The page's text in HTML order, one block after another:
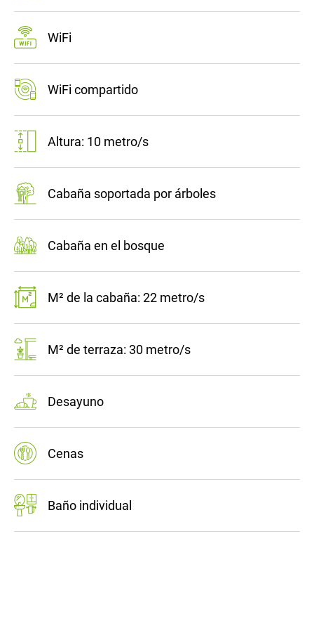
WiFi
WiFi compartido
Altura: 10 metro/s
Cabaña soportada por árboles
Cabaña en el bosque
M² de la cabaña: 22 metro/s
M² de terraza: 30 metro/s
Desayuno
Cenas
Baño individual